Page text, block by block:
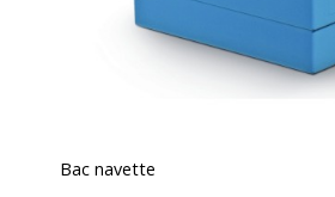
Bac navette